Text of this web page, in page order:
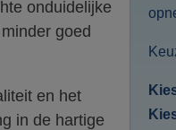
onduidelijke
goed
en het
in de hartige